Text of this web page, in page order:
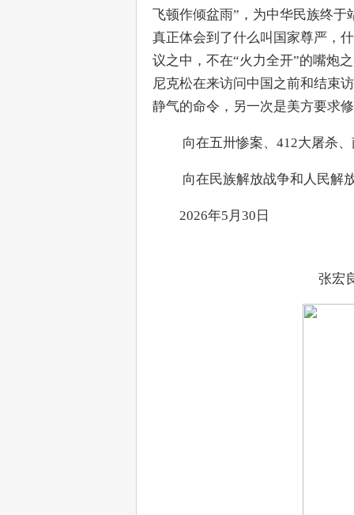
飞顿作倾盆雨”，为中华民族终
真正体会到了什么叫国家尊严，
议之中，不在“火力全开”的嘴炮
尼克松在来访问中国之前和结束
静气的命令，另一次是美方要求
向在五卅惨案、412大屠杀、
向在民族解放战争和人民解放
2026年5月30日
张宏